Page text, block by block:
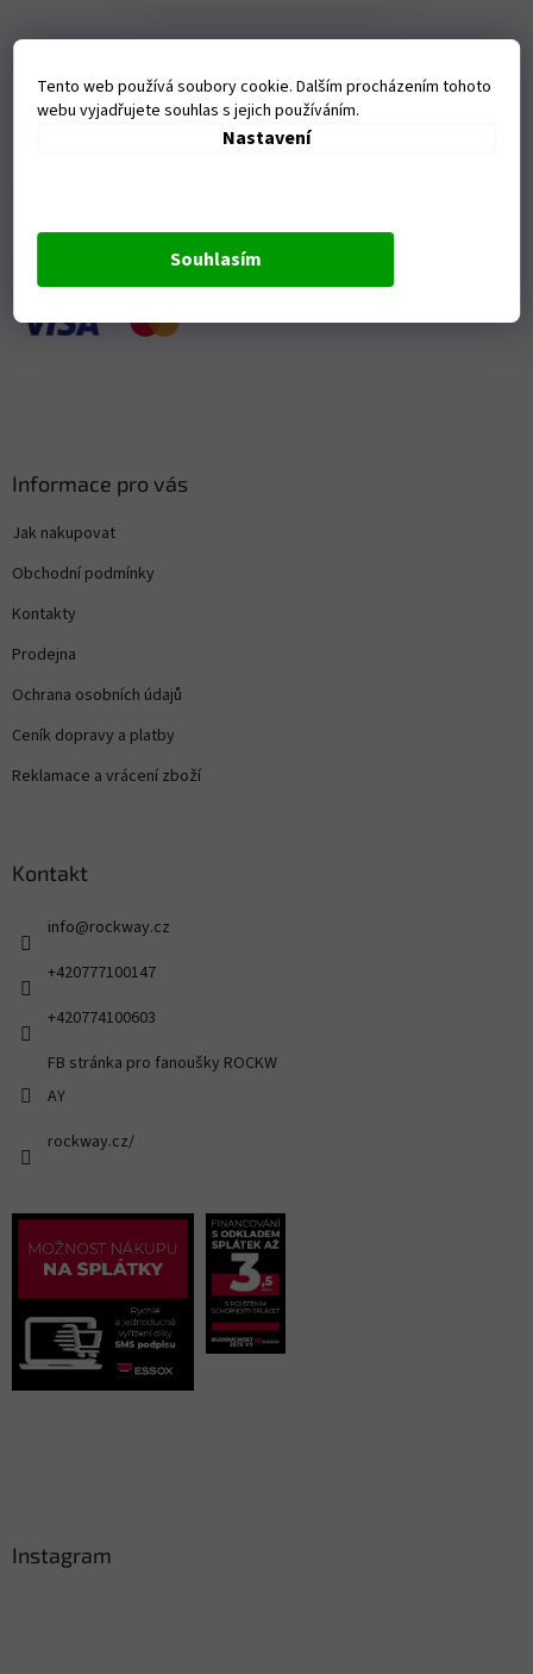
Tento web používá soubory cookie. Dalším procházením tohoto
webu vyjadřujete souhlas s jejich používáním.
Nastavení
Souhlasím
Přijímáme online platby
Informace pro vás
Jak nakupovat
Obchodní podmínky
Kontakty
Prodejna
Ochrana osobních údajů
Ceník dopravy a platby
Reklamace a vrácení zboží
Kontakt
info@rockway.cz
+420777100147
+420774100603
FB stránka pro fanoušky ROCKW
AY
rockway.cz/
Instagram